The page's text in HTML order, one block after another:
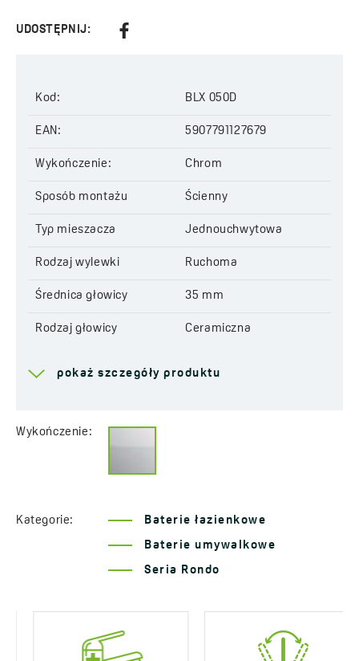
UDOSTĘPNIJ:
Kod: BLX 050D
EAN: 5907791127679
Wykończenie: Chrom
Sposób montażu Ścienny
Typ mieszacza Jednouchwytowa
Rodzaj wylewki Ruchoma
Średnica głowicy 35 mm
Rodzaj głowicy Ceramiczna
Klasa przepływu
Lata gwarancji
8 *sprawdź szczegóły
pokaż szczegóły produktu
Wykończenie:
Kategorie: Baterie łazienkowe
Baterie umywalkowe
Seria Rondo